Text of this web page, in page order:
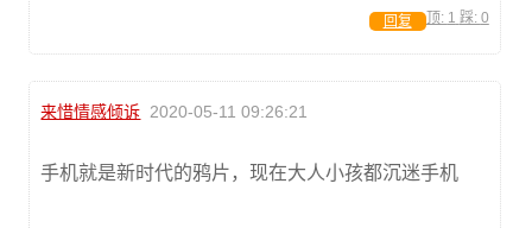
顶: 1 踩: 0
回复
来惜情感倾诉 2020-05-11 09:26:21
手机就是新时代的鸦片，现在大人小孩都沉迷手机